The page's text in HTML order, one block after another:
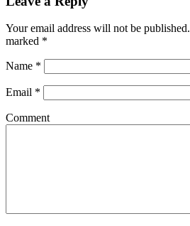
Your email address will not be published.
marked *
Name *
Email *
Comment